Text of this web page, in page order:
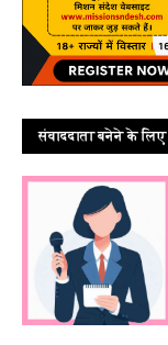
संवाददाता बनेने के लिए